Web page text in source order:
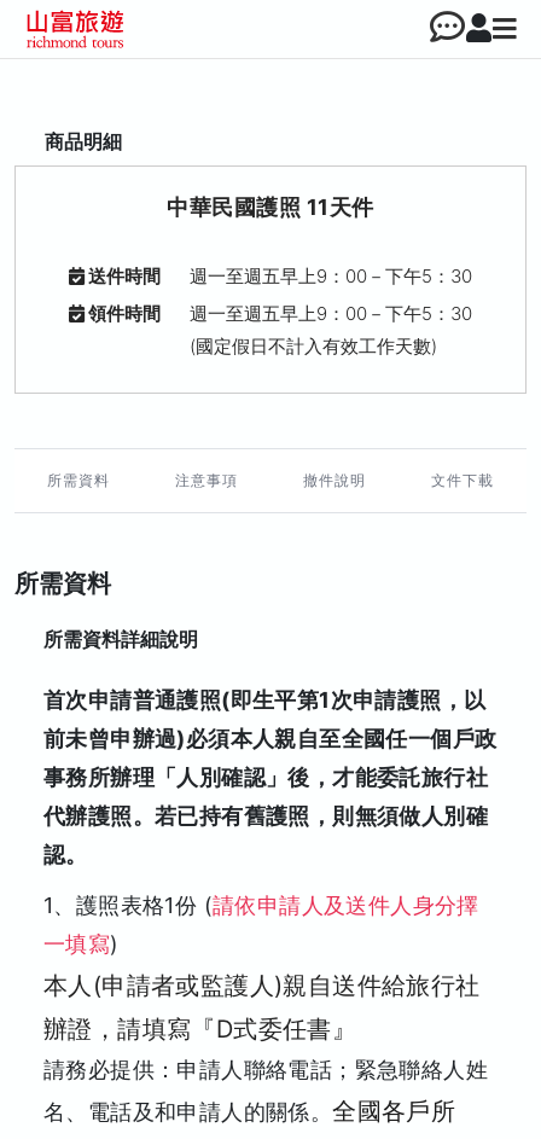
商品明細
中華民國護照 11天件
送件時間
週一至週五早上9：00－下午5：30
領件時間
週一至週五早上9：00－下午5：30
(國定假日不計入有效工作天數)
所需資料 注意事項 撤件說明 文件下載
所需資料
所需資料詳細說明
首次申請普通護照(即生平第1次申請護照，以
前未曾申辦過)必須本人親自至全國任一個戶政
事務所辦理「人別確認」後，才能委託旅行社
代辦護照。若已持有舊護照，則無須做人別確
認。
1、護照表格1份 (請依申請人及送件人身分擇
一填寫)
本人(申請者或監護人)親自送件給旅行社
辦證，請填寫『D式委任書』
請務必提供：申請人聯絡電話；緊急聯絡人姓
名、電話及和申請人的關係。全國各戶所